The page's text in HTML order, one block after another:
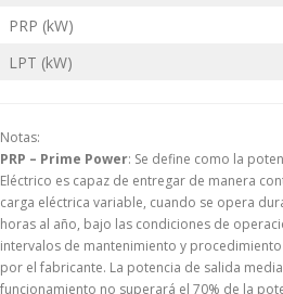
PRP (kW)
LPT (kW)
Notas:
PRP – Prime Power: Se define como la
Eléctrico es capaz de entregar de manera
carga eléctrica variable, cuando se opera
horas al año, bajo las condiciones de
intervalos de mantenimiento y
por el fabricante. La potencia de salida
funcionamiento no superará el 70% de la